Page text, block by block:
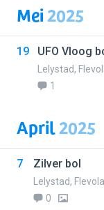
Mei2025
19 UFO Vloog
Lelystad,
1
April2025
7 Zilver bol
Lelystad,
0